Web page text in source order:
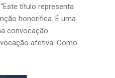
título representa
honorífica. É uma
convocação
afetiva. Como